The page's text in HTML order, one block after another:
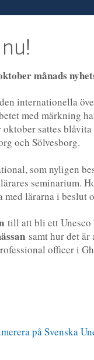
månads
internationella
med märkning
sattes
och Sölvesborg.
som nyligen
seminarium.
lärarna i beslut
till att bli ett Unesco
samt hur det är
officer i
på Svenska